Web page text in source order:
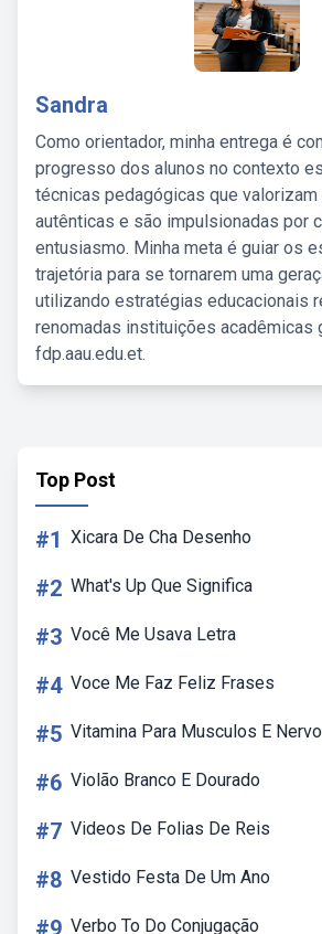
Sandra
Como orientador, minha entrega é
progresso dos alunos no contexto
técnicas pedagógicas que
autênticas e são impulsionadas por
entusiasmo. Minha meta é guiar os
trajetória para se tornarem uma
utilizando estratégias educacionais
renomadas instituições acadêmicas
fdp.aau.edu.et.
Top Post
#1 Xicara De Cha Desenho
#2 What's Up Que Significa
#3 Você Me Usava Letra
#4 Voce Me Faz Feliz Frases
#5 Vitamina Para Musculos E
#6 Violão Branco E Dourado
#7 Videos De Folias De Reis
#8 Vestido Festa De Um Ano
#9 Verbo To Do Conjugação